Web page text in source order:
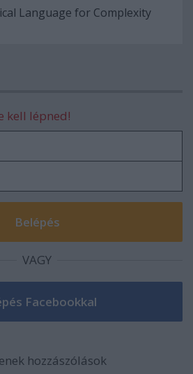
Language for Complexity
kell lépned!
VAGY
hozzászólások